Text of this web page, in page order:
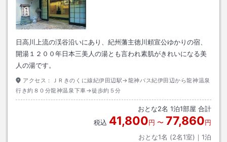
日高川上流の渓谷沿いにあり、紀州藩主徳川頼宣公ゆかりの宿、
開湯１２００年日本三美人の湯とも言われ素肌がきれいになる美
人の湯です。
アクセス：
ＪＲきのくに線紀伊田辺駅→龍神バス紀伊田辺から龍神温泉
行き約８０分龍神温泉下車→徒歩約５分
おとな2名 1泊1部屋 合計
税込 41,800円 〜 77,860円
おとな1名 (2名1室)｜ 1泊